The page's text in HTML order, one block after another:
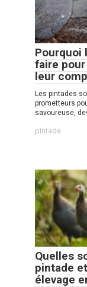
Pourquoi
faire
leur
Les pintades
prometteurs
savoureuse,
pintade
Quelles
pintade
élevage